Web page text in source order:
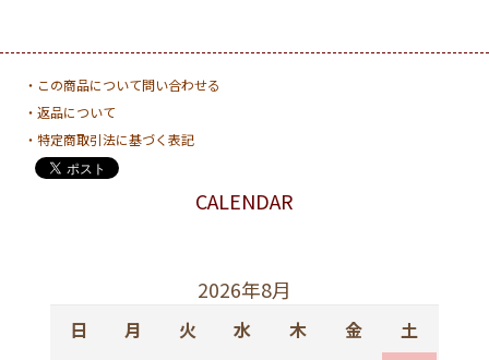
・この商品について問い合わせる
・返品について
・特定商取引法に基づく表記
CALENDAR
2026年8月
日 月 火 水 木 金
土